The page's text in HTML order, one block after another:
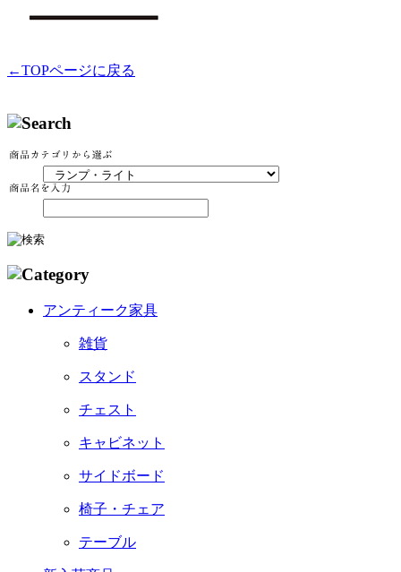
←TOPページに戻る
アンティーク家具
雑貨
スタンド
チェスト
キャビネット
サイドボード
椅子・チェア
テーブル